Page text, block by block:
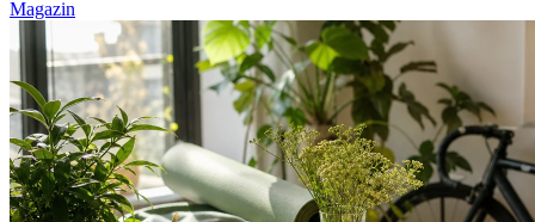
Magazin